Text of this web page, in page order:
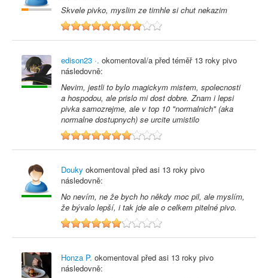
Skvele pivko, myslim ze timhle si chut nekazim
8
edison23 ·. okomentoval/a před téměř 13 roky pivo
následovně:
Nevim, jestli to bylo magickym mistem, spolecnosti
a hospodou, ale prislo mi dost dobre. Znam i lepsi
pivka samozrejme, ale v top 10 "normalnich" (aka
normalne dostupnych) se urcite umistilo
7
Douky okomentoval před asi 13 roky pivo
následovně:
No nevím, ne že bych ho někdy moc pil, ale myslím,
že bývalo lepší, i tak jde ale o celkem pitelné pivo.
6
Honza P. okomentoval před asi 13 roky pivo
následovně: